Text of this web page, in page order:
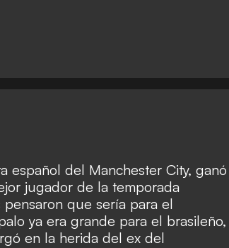
español del Manchester City, ganó
jugador de la temporada
que sería para el
ya era grande para el brasileño,
en la herida del ex del